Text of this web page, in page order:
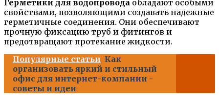
Герметики для водопровода обладают особыми
свойствами, позволяющими создавать надежные
герметичные соединения. Они обеспечивают
прочную фиксацию труб и фитингов и
предотвращают протекание жидкости.
Популярные статьи Как
организовать яркий и стильный
офис для интернет-компании -
советы и идеи